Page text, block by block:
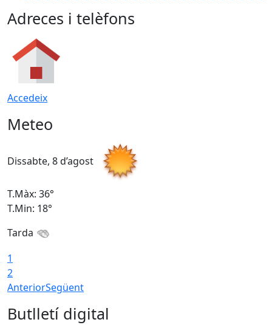
Adreces i telèfons
Accedeix
Meteo
Dissabte, 8 d’agost
T.Màx: 36°
T.Min: 18°
Tarda
1
2
AnteriorSegüent
Butlletí digital